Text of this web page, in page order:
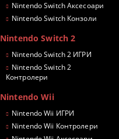
Nintendo Switch Аксесоари
Nintendo Switch Конзоли
Nintendo Switch 2
Nintendo Switch 2 ИГРИ
Nintendo Switch 2
Контролери
Nintendo Wii
Nintendo Wii ИГРИ
Nintendo Wii Контролери